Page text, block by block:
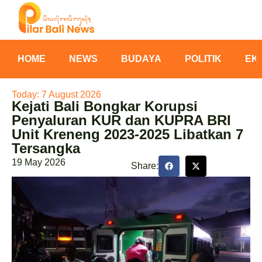
HOME NEWS BUDAYA POLITIK
Today: 7 August 2026
Kejati Bali Bongkar Korupsi
Penyaluran KUR dan KUPRA BRI
Unit Kreneng 2023-2025 Libatkan 7
Tersangka
19 May 2026 Share: